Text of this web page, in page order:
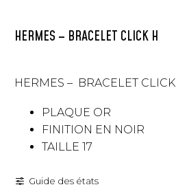
HERMES – BRACELET CLICK H
HERMES – BRACELET
PLAQUE OR
FINITION EN NOIR
TAILLE 17
Guide des états